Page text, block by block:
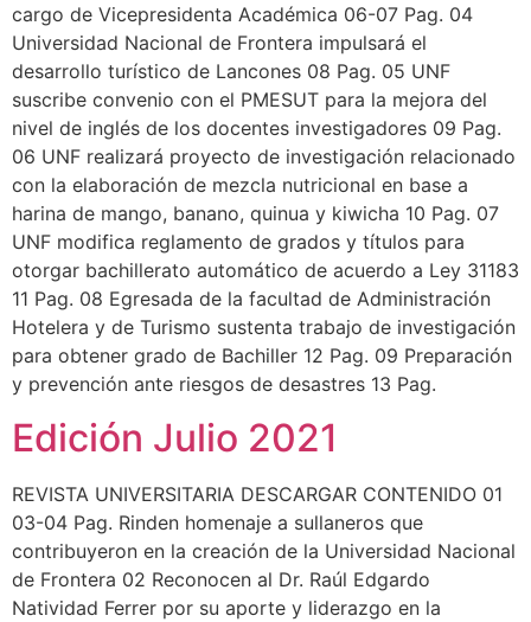
cargo de Vicepresidenta Académica 06-07 Pag. 04
Universidad Nacional de Frontera impulsará el
desarrollo turístico de Lancones 08 Pag. 05 UNF
suscribe convenio con el PMESUT para la mejora del
nivel de inglés de los docentes investigadores 09 Pag.
06 UNF realizará proyecto de investigación relacionado
con la elaboración de mezcla nutricional en base a
harina de mango, banano, quinua y kiwicha 10 Pag. 07
UNF modifica reglamento de grados y títulos para
otorgar bachillerato automático de acuerdo a Ley 31183
11 Pag. 08 Egresada de la facultad de Administración
Hotelera y de Turismo sustenta trabajo de investigación
para obtener grado de Bachiller 12 Pag. 09 Preparación
y prevención ante riesgos de desastres 13 Pag.
Edición Julio 2021
REVISTA UNIVERSITARIA DESCARGAR CONTENIDO 01
03-04 Pag. Rinden homenaje a sullaneros que
contribuyeron en la creación de la Universidad Nacional
de Frontera 02 Reconocen al Dr. Raúl Edgardo
Natividad Ferrer por su aporte y liderazgo en la